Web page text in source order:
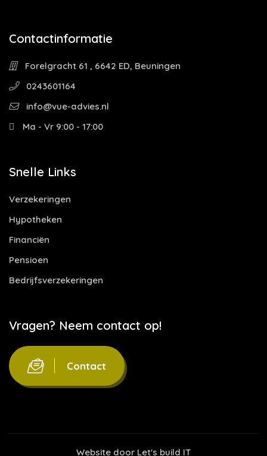
Contactinformatie
Forelgracht 61 , 6642 ED, Beuningen
0243601164
info@vue-advies.nl
Ma - Vr 9:00 - 17:00
Snelle Links
Verzekeringen
Hypotheken
Financiën
Pensioen
Bedrijfsverzekeringen
Vragen? Neem contact op!
Contact
Website door Let's build IT